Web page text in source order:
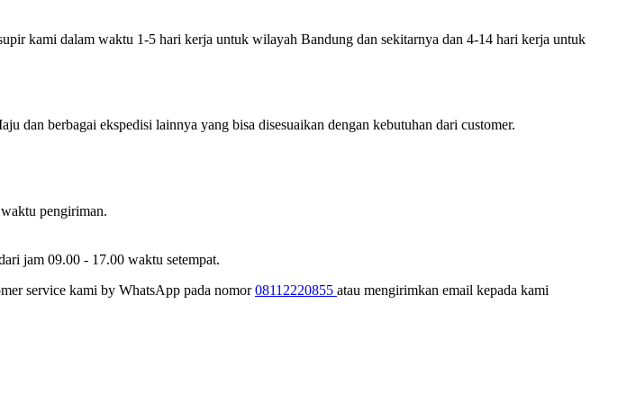
kami dalam waktu 1-5 hari kerja untuk wilayah Bandung dan sekitarnya dan 4-14 hari kerja untuk
berbagai ekspedisi lainnya yang bisa disesuaikan dengan kebutuhan dari customer.
pengiriman.
jam 09.00 - 17.00 waktu setempat.
service kami by WhatsApp pada nomor08112220855 atau mengirimkan email kepada kami